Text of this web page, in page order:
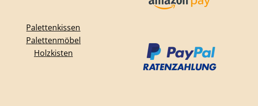
Palettenkissen
Palettenmöbel
Holzkisten